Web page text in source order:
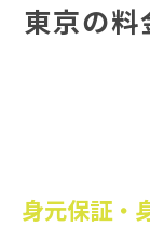
東京の料
身元保証・